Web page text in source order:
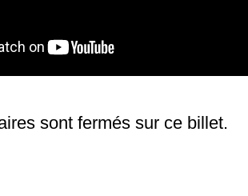
sont fermés sur ce billet.